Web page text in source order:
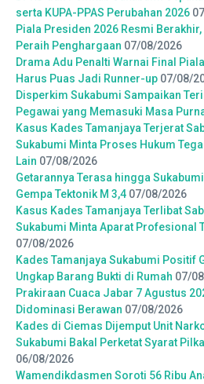
serta KUPA-PPAS Perubahan 2026
Piala Presiden 2026 Resmi
Peraih Penghargaan 07/08/2026
Drama Adu Penalti Warnai Final
Harus Puas Jadi Runner-up 07/08/
Disperkim Sukabumi Sampaikan
Pegawai yang Memasuki Masa
Kasus Kades Tamanjaya Terjerat
Sukabumi Minta Proses Hukum
Lain 07/08/2026
Getarannya Terasa hingga
Gempa Tektonik M 3,4 07/08/2026
Kasus Kades Tamanjaya Terlibat
Sukabumi Minta Aparat Profesional
07/08/2026
Kades Tamanjaya Sukabumi Positif
Ungkap Barang Bukti di Rumah 07/
Prakiraan Cuaca Jabar 7 Agustus
Didominasi Berawan 07/08/2026
Kades di Ciemas Dijemput Unit
Sukabumi Bakal Perketat Syarat
06/08/2026
Wamendikdasmen Soroti 56 Ribu